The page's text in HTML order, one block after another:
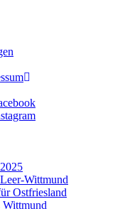
Wittmund
Ostfriesland